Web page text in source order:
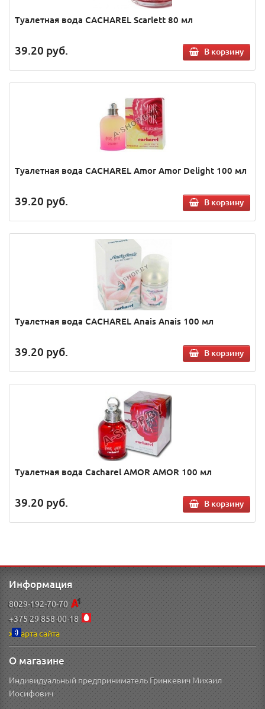
Туалетная вода CACHAREL Scarlett 80 мл
39.20 руб. В корзину
Туалетная вода CACHAREL Amor Amor Delight 100 мл
39.20 руб. В корзину
Туалетная вода CACHAREL Anais Anais 100 мл
39.20 руб. В корзину
Туалетная вода Cacharel AMOR AMOR 100 мл
39.20 руб. В корзину
Информация
8029-192-70-70
+375 29 858-00-18
Карта сайта
О магазине
Индивидуальный предприниматель Гринкевич Михаил
Иосифович